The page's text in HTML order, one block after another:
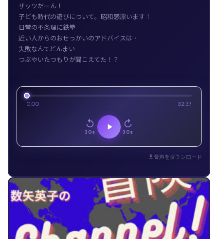
ザッツだーん！
子ども時代の遊びについて。昭和感漂います！
日常の不条理に鉄拳
近い人からのおせっかいのアドバイスは…
失敗なんてどんまい
つぶやいたつもりが聞こえてた！？
0:00 32:37
30s 30s
音声をダウンロード